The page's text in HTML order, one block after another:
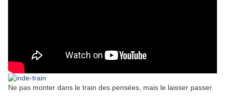
Ne pas monter dans le train des pensées, mais le laisser passer.